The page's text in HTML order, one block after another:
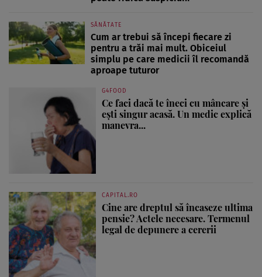
SĂNĂTATE
Cum ar trebui să începi fiecare zi
pentru a trăi mai mult. Obiceiul
simplu pe care medicii îl recomandă
aproape tuturor
G4FOOD
Ce faci dacă te îneci cu mâncare și
ești singur acasă. Un medic explică
manevra...
CAPITAL.RO
Cine are dreptul să încaseze ultima
pensie? Actele necesare. Termenul
legal de depunere a cererii